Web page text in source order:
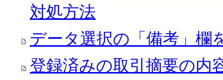
対処方法
データ選択の「備考」欄
登録済みの取引摘要の内